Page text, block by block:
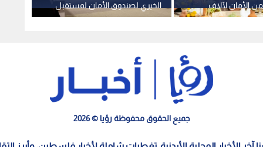
الخيري لصندوق الأمان لمستقبل
الأيتام بمناسبة عقدين على
من الأمان لآلاف
جميع الحقوق محفوظة رؤيا © 2026